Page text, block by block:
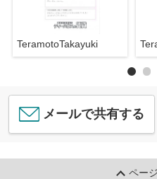
TeramotoTakayuki
メールで共有する
ペー